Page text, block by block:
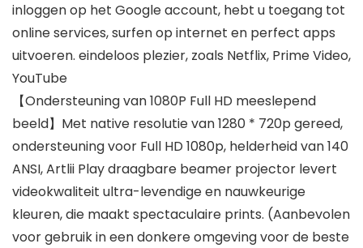
inloggen op het Google account, hebt u toegang tot
online services, surfen op internet en perfect apps
uitvoeren. eindeloos plezier, zoals Netflix, Prime Video,
YouTube
【Ondersteuning van 1080P Full HD meeslepend
beeld】Met native resolutie van 1280 * 720p gereed,
ondersteuning voor Full HD 1080p, helderheid van 140
ANSI, Artlii Play draagbare beamer projector levert
videokwaliteit ultra-levendige en nauwkeurige
kleuren, die maakt spectaculaire prints. (Aanbevolen
voor gebruik in een donkere omgeving voor de beste